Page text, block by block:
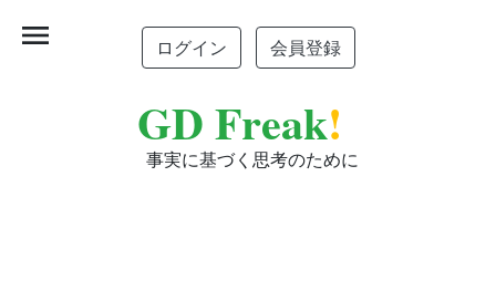
ログイン 会員登録
GD Freak!
事実に基づく思考のために
menu